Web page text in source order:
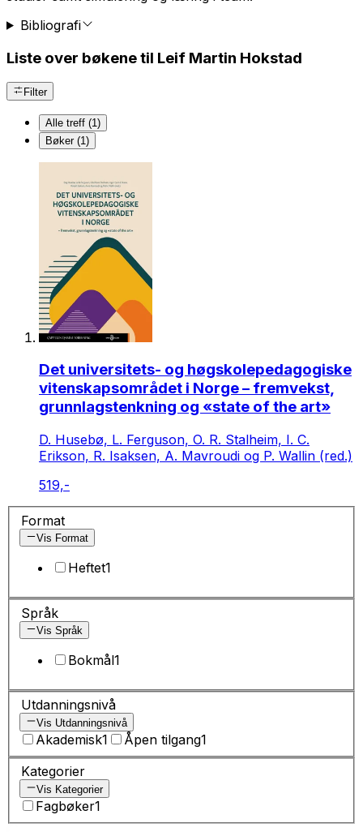
Bibliografi
Liste over bøkene til Leif Martin Hokstad
Filter
Alle treff (1)
Bøker (1)
Det universitets- og høgskolepedagogiske
vitenskapsområdet i Norge – fremvekst,
grunnlagstenkning og «state of the art»
D. Husebø, L. Ferguson, O. R. Stalheim, I. C.
Erikson, R. Isaksen, A. Mavroudi og P. Wallin (red.)
519,-
Format
Vis Format
Heftet1
Språk
Vis Språk
Bokmål1
Utdanningsnivå
Vis Utdanningsnivå
Akademisk1 Åpen tilgang1
Kategorier
Vis Kategorier
Fagbøker1